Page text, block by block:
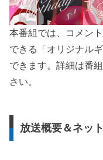
本番組では、コメン
できる「オリジナル
できます。詳細は番
さい。
放送概要＆ネッ